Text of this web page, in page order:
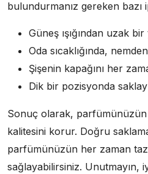
bulundurmanız gereken bazı
Güneş ışığından uzak
Oda sıcaklığında,
Şişenin kapağını her
Dik bir pozisyonda
Sonuç olarak,
kalitesini korur. Doğru
parfümünüzün her zaman
sağlayabilirsiniz. Unutmayın,